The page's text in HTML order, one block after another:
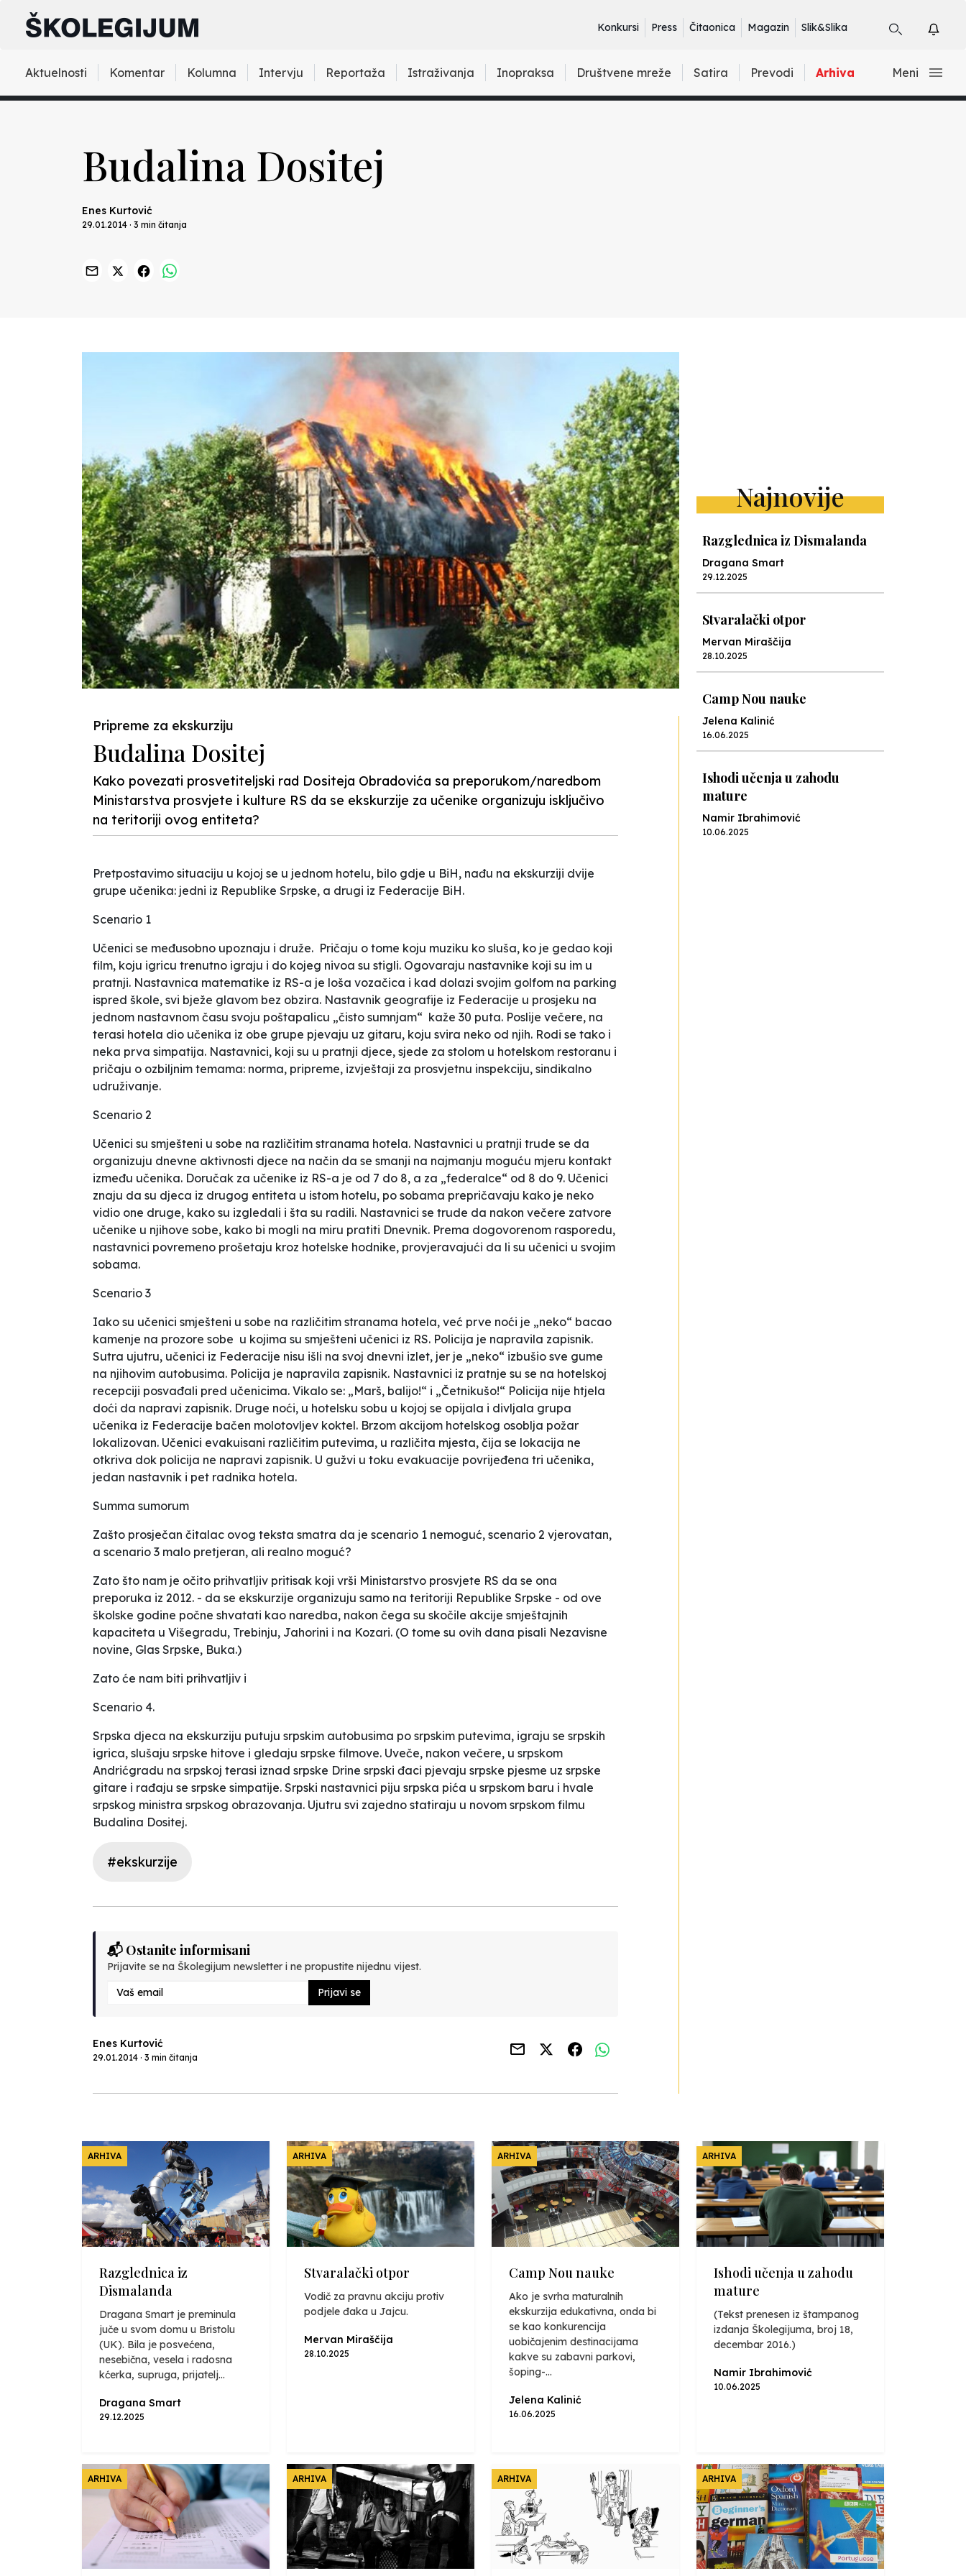
Konkursi Press Čitaonica Magazin Slik&Slika
Aktuelnosti Komentar Kolumna Intervju Reportaža Istraživanja Inopraksa Društvene mreže Satira Prevodi Arhiva Meni
Budalina Dositej
Enes Kurtović
29.01.2014 · 3 min čitanja
Pripreme za ekskurziju
Budalina Dositej
Kako povezati prosvetiteljski rad Dositeja Obradovića sa preporukom/naredbom
Ministarstva prosvjete i kulture RS da se ekskurzije za učenike organizuju isključivo
na teritoriji ovog entiteta?
Pretpostavimo situaciju u kojoj se u jednom hotelu, bilo gdje u BiH, nađu na ekskurziji dvije
grupe učenika: jedni iz Republike Srpske, a drugi iz Federacije BiH.
Scenario 1
Učenici se međusobno upoznaju i druže. Pričaju o tome koju muziku ko sluša, ko je gedao koji
film, koju igricu trenutno igraju i do kojeg nivoa su stigli. Ogovaraju nastavnike koji su im u
pratnji. Nastavnica matematike iz RS-a je loša vozačica i kad dolazi svojim golfom na parking
ispred škole, svi bježe glavom bez obzira. Nastavnik geografije iz Federacije u prosjeku na
jednom nastavnom času svoju poštapalicu „čisto sumnjam“ kaže 30 puta. Poslije večere, na
terasi hotela dio učenika iz obe grupe pjevaju uz gitaru, koju svira neko od njih. Rodi se tako i
neka prva simpatija. Nastavnici, koji su u pratnji djece, sjede za stolom u hotelskom restoranu i
pričaju o ozbiljnim temama: norma, pripreme, izvještaji za prosvjetnu inspekciju, sindikalno
udruživanje.
Scenario 2
Učenici su smješteni u sobe na različitim stranama hotela. Nastavnici u pratnji trude se da
organizuju dnevne aktivnosti djece na način da se smanji na najmanju moguću mjeru kontakt
između učenika. Doručak za učenike iz RS-a je od 7 do 8, a za „federalce“ od 8 do 9. Učenici
znaju da su djeca iz drugog entiteta u istom hotelu, po sobama prepričavaju kako je neko
vidio one druge, kako su izgledali i šta su radili. Nastavnici se trude da nakon večere zatvore
učenike u njihove sobe, kako bi mogli na miru pratiti Dnevnik. Prema dogovorenom rasporedu,
nastavnici povremeno prošetaju kroz hotelske hodnike, provjeravajući da li su učenici u svojim
sobama.
Scenario 3
Iako su učenici smješteni u sobe na različitim stranama hotela, već prve noći je „neko“ bacao
kamenje na prozore sobe u kojima su smješteni učenici iz RS. Policija je napravila zapisnik.
Sutra ujutru, učenici iz Federacije nisu išli na svoj dnevni izlet, jer je „neko“ izbušio sve gume
na njihovim autobusima. Policija je napravila zapisnik. Nastavnici iz pratnje su se na hotelskoj
recepciji posvađali pred učenicima. Vikalo se: „Marš, balijo!“ i „Četnikušo!“ Policija nije htjela
doći da napravi zapisnik. Druge noći, u hotelsku sobu u kojoj se opijala i divljala grupa
učenika iz Federacije bačen molotovljev koktel. Brzom akcijom hotelskog osoblja požar
lokalizovan. Učenici evakuisani različitim putevima, u različita mjesta, čija se lokacija ne
otkriva dok policija ne napravi zapisnik. U gužvi u toku evakuacije povrijeđena tri učenika,
jedan nastavnik i pet radnika hotela.
Summa sumorum
Zašto prosječan čitalac ovog teksta smatra da je scenario 1 nemoguć, scenario 2 vjerovatan,
a scenario 3 malo pretjeran, ali realno moguć?
Zato što nam je očito prihvatljiv pritisak koji vrši Ministarstvo prosvjete RS da se ona
preporuka iz 2012. - da se ekskurzije organizuju samo na teritoriji Republike Srpske - od ove
školske godine počne shvatati kao naredba, nakon čega su skočile akcije smještajnih
kapaciteta u Višegradu, Trebinju, Jahorini i na Kozari. (O tome su ovih dana pisali Nezavisne
novine, Glas Srpske, Buka.)
Zato će nam biti prihvatljiv i
Scenario 4.
Srpska djeca na ekskurziju putuju srpskim autobusima po srpskim putevima, igraju se srpskih
igrica, slušaju srpske hitove i gledaju srpske filmove. Uveče, nakon večere, u srpskom
Andrićgradu na srpskoj terasi iznad srpske Drine srpski đaci pjevaju srpske pjesme uz srpske
gitare i rađaju se srpske simpatije. Srpski nastavnici piju srpska pića u srpskom baru i hvale
srpskog ministra srpskog obrazovanja. Ujutru svi zajedno statiraju u novom srpskom filmu
Budalina Dositej.
#ekskurzije
📬 Ostanite informisani
Prijavite se na Školegijum newsletter i ne propustite nijednu vijest.
Prijavi se
Enes Kurtović
29.01.2014 · 3 min čitanja
Najnovije
Razglednica iz Dismalanda
Dragana Smart
29.12.2025
Stvaralački otpor
Mervan Miraščija
28.10.2025
Camp Nou nauke
Jelena Kalinić
16.06.2025
Ishodi učenja u zahodu
mature
Namir Ibrahimović
10.06.2025
ARHIVA
Razglednica iz
Dismalanda
Dragana Smart je preminula
juče u svom domu u Bristolu
(UK). Bila je posvećena,
nesebična, vesela i radosna
kćerka, supruga, prijatelj...
Dragana Smart
29.12.2025
ARHIVA
Stvaralački otpor
Vodič za pravnu akciju protiv
podjele đaka u Jajcu.
Mervan Miraščija
28.10.2025
ARHIVA
Camp Nou nauke
Ako je svrha maturalnih
ekskurzija edukativna, onda bi
se kao konkurencija
uobičajenim destinacijama
kakve su zabavni parkovi,
šoping-...
Jelena Kalinić
16.06.2025
ARHIVA
Ishodi učenja u zahodu
mature
(Tekst prenesen iz štampanog
izdanja Školegijuma, broj 18,
decembar 2016.)
Namir Ibrahimović
10.06.2025
ARHIVA ARHIVA ARHIVA ARHIVA